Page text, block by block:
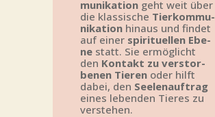
mu­ni­ka­ti­ongeht weit über
die klas­si­sche Tier­kom­mu­
ni­ka­ti­onhin­aus und fin­det
auf einer spi­ri­tu­el­len Ebe­
nestatt. Sie ermög­licht
den Kon­takt zu ver­stor­
be­nen Tie­renoder hilft
dabei, den See­len­auf­trag
eines leben­den Tie­res zu
verstehen.